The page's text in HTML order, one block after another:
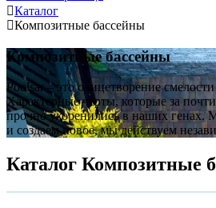
Каталог
Композитные бассейны
Композитные бассейны
Poolsar – это олицетворение
Характерные черты, которые за
прочно укоренились в наших генах.
и создаем новое, мы действуем
Каталог Композитные